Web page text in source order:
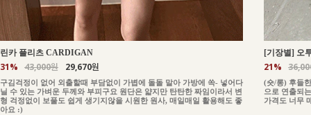
린카 플리츠 CARDIGAN
31% 43,000원 29,670원
구김걱정이 없어 외출할때 부담없이 가볍에 돌돌 말아 가방에 쏙- 넣어다
닐 수 있는 가벼운 두께와 부피구요 원단은 얇지만 탄탄한 짜임이라서 변
형 걱정없이 보풀도 쉽게 생기지않을 시원한 원사, 매일매일 활용해도 좋
아요 :)
[기장별] 오
21%
(숏/롱) 후들
으로 연출되
가격도 너무